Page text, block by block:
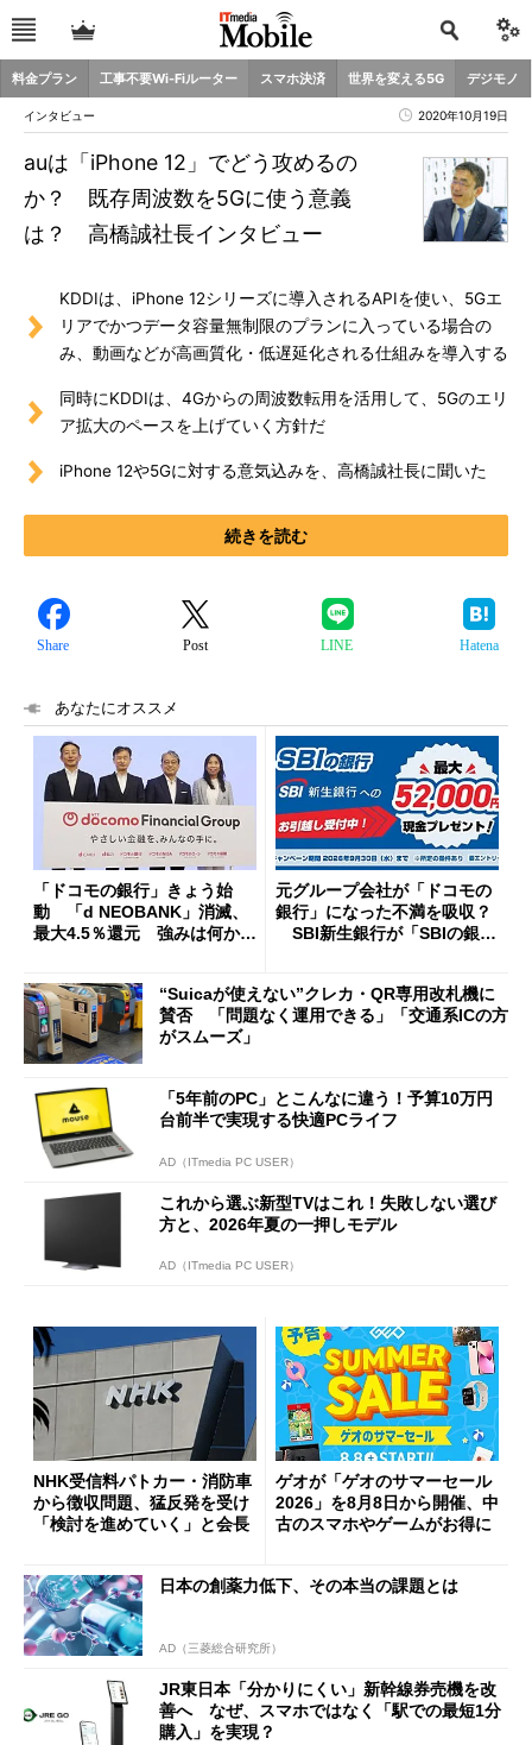
料金プラン 工事不要Wi-Fiルーター スマホ決済 世界を変える5G デジモノ
インタビュー 2020年10月19日
auは「iPhone 12」でどう攻めるの
か？ 既存周波数を5Gに使う意義
は？ 高橋誠社長インタビュー
KDDIは、iPhone 12シリーズに導入されるAPIを使い、5Gエ
リアでかつデータ容量無制限のプランに入っている場合の
み、動画などが高画質化・低遅延化される仕組みを導入する
同時にKDDIは、4Gからの周波数転用を活用して、5Gのエリ
ア拡大のペースを上げていく方針だ
iPhone 12や5Gに対する意気込みを、高橋誠社長に聞いた
続きを読む
Share Post LINE Hatena
あなたにオススメ
「ドコモの銀行」きょう始
動 「d NEOBANK」消滅、
最大4.5％還元 強みは何か解
元グループ会社が「ドコモの
銀行」になった不満を吸収？
SBI新生銀行が「SBIの銀
開催
“Suicaが使えない”クレカ・QR専用改札機に
賛否 「問題なく運用できる」「交通系ICの方
がスムーズ」
「5年前のPC」とこんなに違う！予算10万円
台前半で実現する快適PCライフ
AD（ITmedia PC USER）
これから選ぶ新型TVはこれ！失敗しない選び
方と、2026年夏の一押しモデル
AD（ITmedia PC USER）
NHK受信料パトカー・消防車
から徴収問題、猛反発を受け
「検討を進めていく」と会長
ゲオが「ゲオのサマーセール
2026」を8月8日から開催、中
古のスマホやゲームがお得に
日本の創薬力低下、その本当の課題とは
AD（三菱総合研究所）
JR東日本「分かりにくい」新幹線券売機を改
善へ なぜ、スマホではなく「駅での最短1分
購入」を実現？